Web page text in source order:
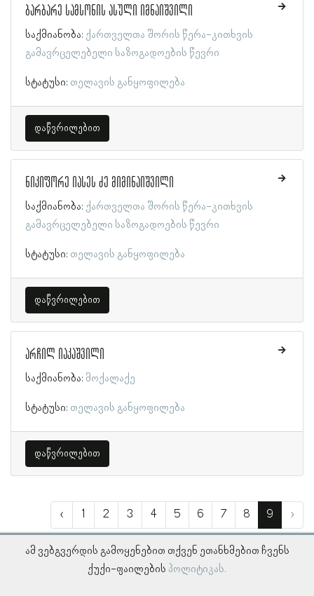
ბარბარე სამსონის ასული იმნაიშვილი
საქმიანობა: ქართველთა შორის წერა-კითხვის
გამავრცელებელი საზოგადოების წევრი
სტატუსი: თელავის განყოფილება
დაწვრილებით
ნიკიფორე იასეს ძე მიმინაიშვილი
საქმიანობა: ქართველთა შორის წერა-კითხვის
გამავრცელებელი საზოგადოების წევრი
სტატუსი: თელავის განყოფილება
დაწვრილებით
არჩილ იაკაშვილი
საქმიანობა: მოქალაქე
სტატუსი: თელავის განყოფილება
დაწვრილებით
‹ 1 2 3 4 5 6 7 8 9 ›
ამ ვებგვერდის გამოყენებით თქვენ ეთანხმებით ჩვენს
ქუქი-ფაილების პოლიტიკას.